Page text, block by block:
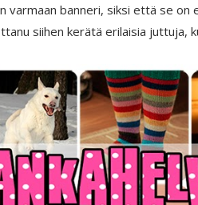
varmaan banneri, siksi että se on
siihen kerätä erilaisia juttuja,